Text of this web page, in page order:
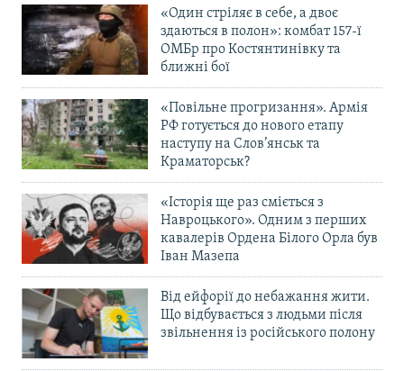
«Один стріляє в себе, а двоє
здаються в полон»: комбат 157-ї
ОМБр про Костянтинівку та
ближні бої
«Повільне прогризання». Армія
РФ готується до нового етапу
наступу на Слов’янськ та
Краматорськ?
«Історія ще раз сміється з
Навроцького». Одним з перших
кавалерів Ордена Білого Орла був
Іван Мазепа
Від ейфорії до небажання жити.
Що відбувається з людьми після
звільнення із російського полону